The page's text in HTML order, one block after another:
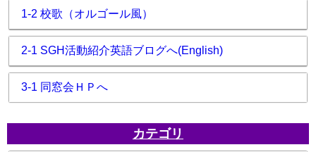
1-2 校歌（オルゴール風）
2-1 SGH活動紹介英語ブログへ(English)
3-1 同窓会ＨＰへ
カテゴリ